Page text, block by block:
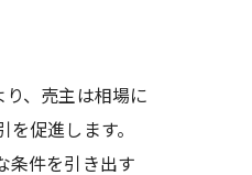
、売主は相場に
促進します。
条件を引き出す